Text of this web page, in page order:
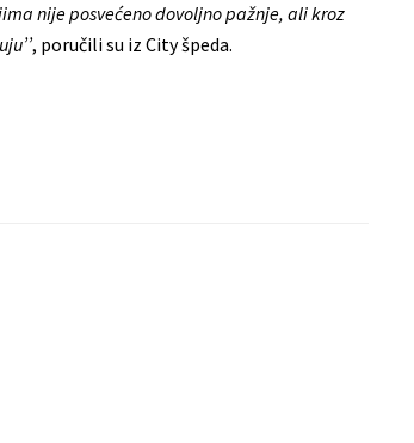
nije posvećeno dovoljno pažnje, ali kroz
, poručili su iz City špeda.